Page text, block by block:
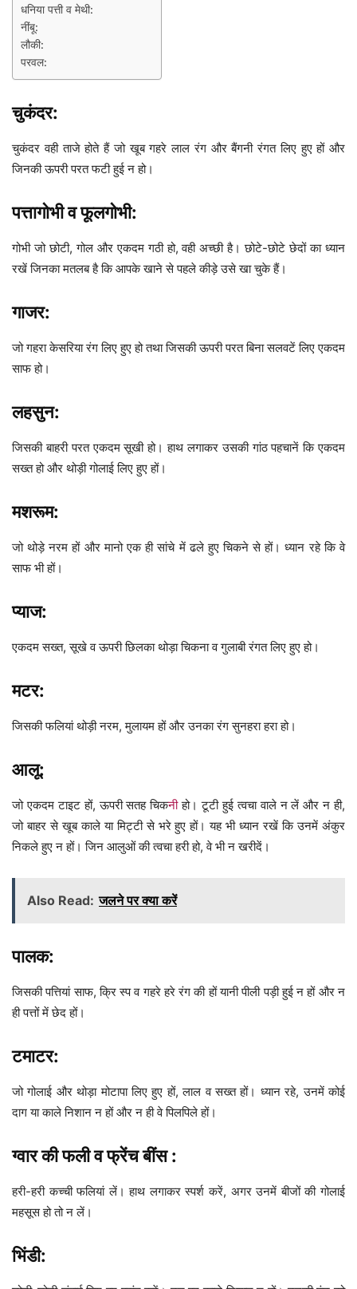
धनिया पत्ती व मेथी:
नींबू:
लौकी:
परवल:
चुकंदर:
चुकंदर वही ताजे होते हैं जो खूब गहरे लाल रंग और बैंगनी रंगत लिए हुए हों और
जिनकी ऊपरी परत फटी हुई न हो।
पत्तागोभी व फूलगोभी:
गोभी जो छोटी, गोल और एकदम गठी हो, वही अच्छी है। छोटे-छोटे छेदों का ध्यान
रखें जिनका मतलब है कि आपके खाने से पहले कीड़े उसे खा चुके हैं।
गाजर:
जो गहरा केसरिया रंग लिए हुए हो तथा जिसकी ऊपरी परत बिना सलवटें लिए एकदम
साफ हो।
लहसुन:
जिसकी बाहरी परत एकदम सूखी हो। हाथ लगाकर उसकी गांठ पहचानें कि एकदम
सख्त हो और थोड़ी गोलाई लिए हुए हों।
मशरूम:
जो थोड़े नरम हों और मानो एक ही सांचे में ढले हुए चिकने से हों। ध्यान रहे कि वे
साफ भी हों।
प्याज:
एकदम सख्त, सूखे व ऊपरी छिलका थोड़ा चिकना व गुलाबी रंगत लिए हुए हो।
मटर:
जिसकी फलियां थोड़ी नरम, मुलायम हों और उनका रंग सुनहरा हरा हो।
आलू:
जो एकदम टाइट हों, ऊपरी सतह चिकनी हो। टूटी हुई त्वचा वाले न लें और न ही,
जो बाहर से खूब काले या मिट्टी से भरे हुए हों। यह भी ध्यान रखें कि उनमें अंकुर
निकले हुए न हों। जिन आलुओं की त्वचा हरी हो, वे भी न खरीदें।
Also Read: जलने पर क्या करें
पालक:
जिसकी पत्तियां साफ, क्रि स्प व गहरे हरे रंग की हों यानी पीली पड़ी हुई न हों और न
ही पत्तों में छेद हों।
टमाटर:
जो गोलाई और थोड़ा मोटापा लिए हुए हों, लाल व सख्त हों। ध्यान रहे, उनमें कोई
दाग या काले निशान न हों और न ही वे पिलपिले हों।
ग्वार की फली व फ्रेंच बींस :
हरी-हरी कच्ची फलियां लें। हाथ लगाकर स्पर्श करें, अगर उनमें बीजों की गोलाई
महसूस हो तो न लें।
भिंडी: